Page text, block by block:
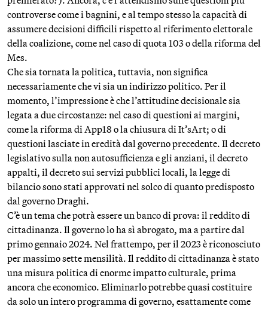
controverse come i bagnini, e al tempo stesso la capacità di
assumere decisioni difficili rispetto al riferimento elettorale
della coalizione, come nel caso di quota 103 o della riforma del
Mes.
Che sia tornata la politica, tuttavia, non significa
necessariamente che vi sia un indirizzo politico. Per il
momento, l’impressione è che l’attitudine decisionale sia
legata a due circostanze: nel caso di questioni ai margini,
come la riforma di App18 o la chiusura di It’sArt; o di
questioni lasciate in eredità dal governo precedente. Il decreto
legislativo sulla non autosufficienza e gli anziani, il decreto
appalti, il decreto sui servizi pubblici locali, la legge di
bilancio sono stati approvati nel solco di quanto predisposto
dal governo Draghi.
C’è un tema che potrà essere un banco di prova: il reddito di
cittadinanza. Il governo lo ha sì abrogato, ma a partire dal
primo gennaio 2024. Nel frattempo, per il 2023 è riconosciuto
per massimo sette mensilità. Il reddito di cittadinanza è stato
una misura politica di enorme impatto culturale, prima
ancora che economico. Eliminarlo potrebbe quasi costituire
da solo un intero programma di governo, esattamente come